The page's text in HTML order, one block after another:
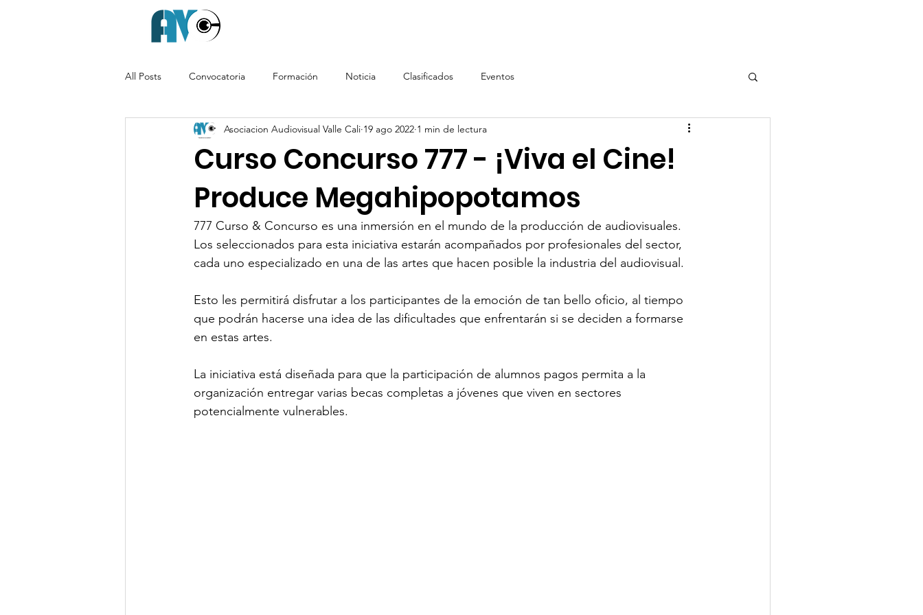
All Posts Convocatoria Formación Noticia Clasificados Eventos
Curso Concurso 777 - ¡Viva el Cine!
Produce Megahipopotamos
Asociacion Audiovisual Valle Cali 19 ago 2022 1 min de lectura
777 Curso & Concurso es una inmersión en el mundo de la producción de audiovisuales.
Los seleccionados para esta iniciativa estarán acompañados por profesionales del sector,
cada uno especializado en una de las artes que hacen posible la industria del audiovisual.
Esto les permitirá disfrutar a los participantes de la emoción de tan bello oficio, al tiempo
que podrán hacerse una idea de las dificultades que enfrentarán si se deciden a formarse
en estas artes.
La iniciativa está diseñada para que la participación de alumnos pagos permita a la
organización entregar varias becas completas a jóvenes que viven en sectores
potencialmente vulnerables.